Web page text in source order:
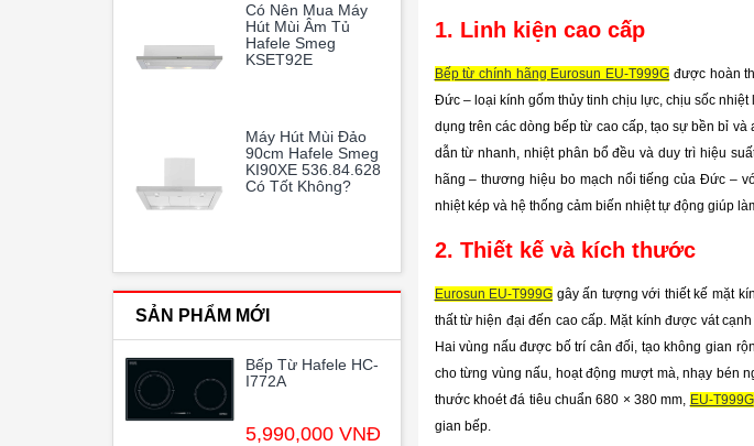
Có Nên Mua Máy
Hút Mùi Âm Tủ
Hafele Smeg
KSET92E
Máy Hút Mùi Đảo
90cm Hafele Smeg
KI90XE 536.84.628
Có Tốt Không?
SẢN PHẨM MỚI
Bếp Từ Hafele HC-
I772A
5,990,000 VNĐ
1. Linh kiện cao cấp
Bếp từ chính hãng Eurosun EU-T999G được hoàn
Đức – loại kính gốm thủy tinh chịu lực, chịu sốc
dụng trên các dòng bếp từ cao cấp, tạo sự bền bỉ
dẫn từ nhanh, nhiệt phân bổ đều và duy trì hiệu
hãng – thương hiệu bo mạch nổi tiếng của Đức –
nhiệt kép và hệ thống cảm biến nhiệt tự động giúp
2. Thiết kế và kích thước
Eurosun EU-T999G gây ấn tượng với thiết kế mặt
thất từ hiện đại đến cao cấp. Mặt kính được vát
Hai vùng nấu được bố trí cân đối, tạo không gian
cho từng vùng nấu, hoạt động mượt mà, nhạy bén
thước khoét đá tiêu chuẩn 680 × 380 mm, EU-T999G
gian bếp.